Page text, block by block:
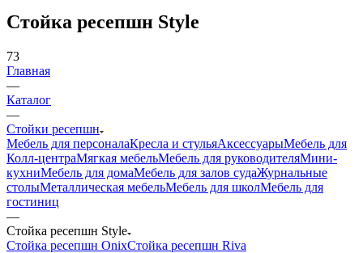
Стойка ресепшн Style
73
Главная
—
Каталог
—
Стойки ресепшн
Мебель для персоналаКресла и стульяАксессуарыМебель для
Колл-центраМягкая мебельМебель для руководителяМини-
кухниМебель для домаМебель для залов судаЖурнальные
столыМеталлическая мебельМебель для школМебель для
гостиниц
—
Стойка ресепшн Style
Стойка ресепшн OnixСтойка ресепшн Riva